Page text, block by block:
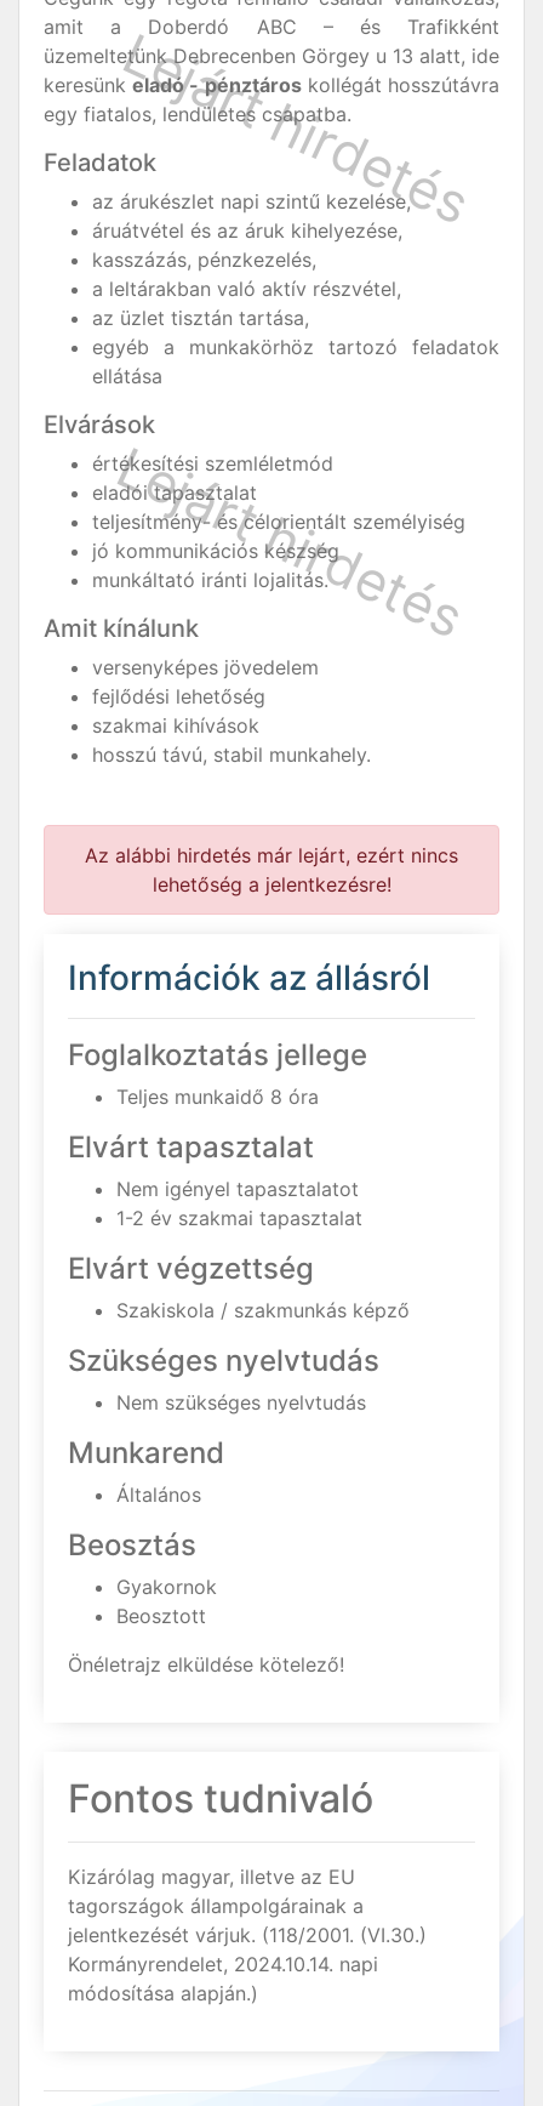
amit a Doberdó ABC – és Trafikként
üzemeltetünk Debrecenben Görgey u 13 alatt, ide
keresünkeladó - pénztároskollégát hosszútávra
egy fiatalos, lendületes csapatba.
Feladatok
az árukészlet napi szintű kezelése,
áruátvétel és az áruk kihelyezése,
kasszázás, pénzkezelés,
a leltárakban való aktív részvétel,
az üzlet tisztán tartása,
egyéb a munkakörhöz tartozó feladatok
ellátása
Elvárások
értékesítési szemléletmód
eladói tapasztalat
teljesítmény- és célorientált személyiség
jó kommunikációs készség
munkáltató iránti lojalitás.
Amit kínálunk
versenyképes jövedelem
fejlődési lehetőség
szakmai kihívások
hosszú távú, stabil munkahely.
Az alábbi hirdetés már lejárt, ezért nincs
lehetőség a jelentkezésre!
Információk az állásról
Foglalkoztatás jellege
Teljes munkaidő 8 óra
Elvárt tapasztalat
Nem igényel tapasztalatot
1-2 év szakmai tapasztalat
Elvárt végzettség
Szakiskola / szakmunkás képző
Szükséges nyelvtudás
Nem szükséges nyelvtudás
Munkarend
Általános
Beosztás
Gyakornok
Beosztott
Önéletrajz elküldése kötelező!
Fontos tudnivaló
Kizárólag magyar, illetve az EU
tagországok állampolgárainak a
jelentkezését várjuk. (118/2001. (VI.30.)
Kormányrendelet, 2024.10.14. napi
módosítása alapján.)